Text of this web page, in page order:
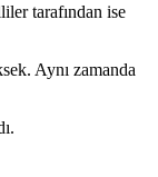
tarafından ise
Aynı zamanda